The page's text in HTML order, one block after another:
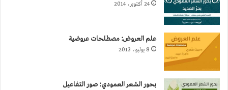
24 أكتوبر، 2014
علم العروض: مصطلحات عروضية
8 يوليو، 2013
بحور الشعر العمودي: صور التفاعيل